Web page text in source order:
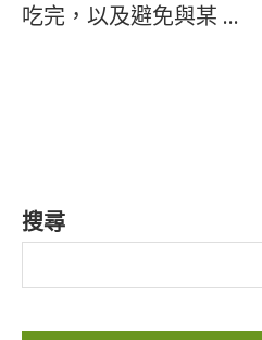
吃完，以及避免與某 …
搜尋